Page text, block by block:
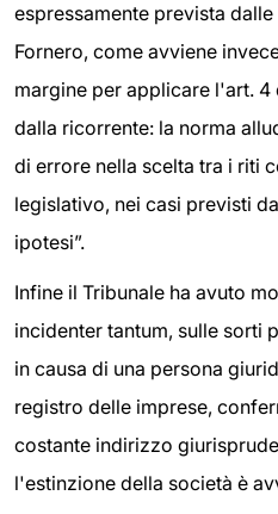
espressamente prevista
Fornero, come avviene
margine per applicare l'art. 4
dalla ricorrente: la norma
di errore nella scelta tra i riti
legislativo, nei casi previsti
ipotesi”.
Infine il Tribunale ha avuto
incidenter tantum, sulle sorti
in causa di una persona
registro delle imprese,
costante indirizzo
l'estinzione della società è